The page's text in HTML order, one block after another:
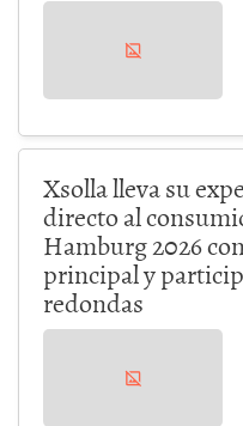
Xsolla lleva su
directo al
Hamburg 2026
principal y
redondas